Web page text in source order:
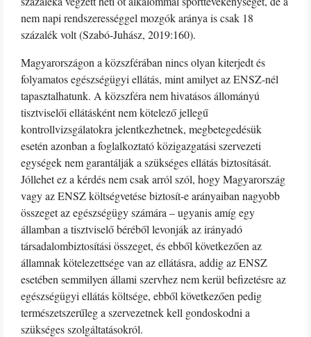
nem napi rendszerességgel mozgók aránya is csak 18
százalék volt (Szabó-Juhász, 2019:160).
Magyarországon a közszférában nincs olyan kiterjedt és
folyamatos egészségügyi ellátás, mint amilyet az ENSZ-nél
tapasztalhatunk. A közszféra nem hivatásos állományú
tisztviselői ellátásként nem kötelező jellegű
kontrollvizsgálatokra jelentkezhetnek, megbetegedésük
esetén azonban a foglalkoztató közigazgatási szervezeti
egységek nem garantálják a szükséges ellátás biztosítását.
Jóllehet ez a kérdés nem csak arról szól, hogy Magyarország
vagy az ENSZ költségvetése biztosít-e arányaiban nagyobb
összeget az egészségügy számára – ugyanis amíg egy
államban a tisztviselő béréből levonják az irányadó
társadalombiztosítási összeget, és ebből következően az
államnak kötelezettsége van az ellátásra, addig az ENSZ
esetében semmilyen állami szervhez nem kerül befizetésre az
egészségügyi ellátás költsége, ebből következően pedig
természetszerűleg a szervezetnek kell gondoskodni a
szükséges szolgáltatásokról.